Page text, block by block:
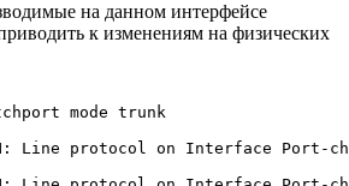
на данном интерфейсе
к изменениям на физических
mode trunk
Line protocol on Interface